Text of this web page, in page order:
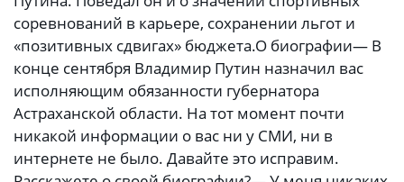
соревнований в карьере, сохранении льгот и
«позитивных сдвигах» бюджета.О биографии— В
конце сентября Владимир Путин назначил вас
исполняющим обязанности губернатора
Астраханской области. На тот момент почти
никакой информации о вас ни у СМИ, ни в
интернете не было. Давайте это исправим.